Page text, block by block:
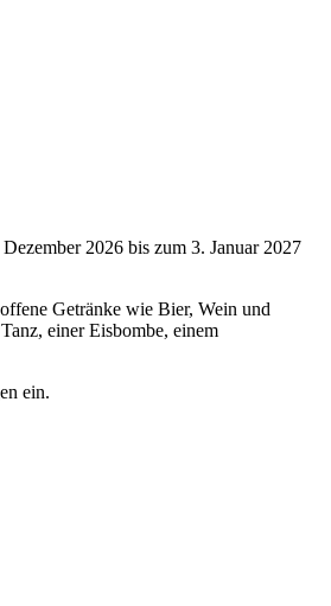
2026 bis zum 3. Januar 2027
Getränke wie Bier, Wein und
einer Eisbombe, einem
ein.